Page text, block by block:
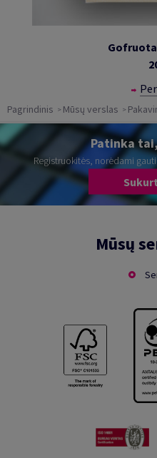
Pagrindinis Mūsų verslas
Patinka
Registruokitės, norėdami
Mūsų